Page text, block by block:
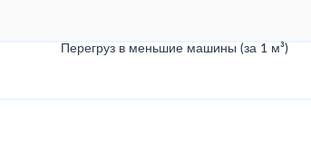
Перегруз в меньшие машины (за 1 м³)